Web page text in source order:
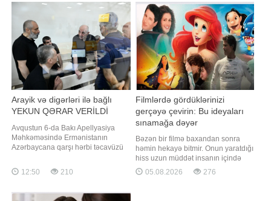
zəngin, sağlam və xoşbəxt günlərdə
informasiyanın mühafizəsi
haqqında" qanuna əlavə edilən
yeni maddələrdə əksini tapıb.
Qanuna əsasən, 16 yaşı tama
Arayik və digərləri ilə bağlı
YEKUN QƏRAR VERİLDİ
Avqustun 6-da Bakı Apellyasiya
Məhkəməsində Ermənistanın
Azərbaycana qarşı hərbi təcavüzü
əleyhinə cinayətlər, müharibə
cinayətləri, o cümlədən təcavüzkar
aparılması, soyqırımı, müharibə
12:50 210
Filmlərdə gördüklərinizi
gerçəyə çevirin: Bu ideyaları
sınamağa dəyər
Bəzən bir filmə baxandan sonra
həmin hekayə bitmir. Onun yaratdığı
hiss uzun müddət insanın içində
qalır və "mən də bunu yaşamaq
istəyirəm" fikri yaranır. Romantik
05.08.2026 276